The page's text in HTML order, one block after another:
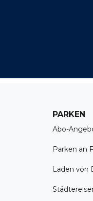
PARKEN
Abo-
Parken an
Laden von